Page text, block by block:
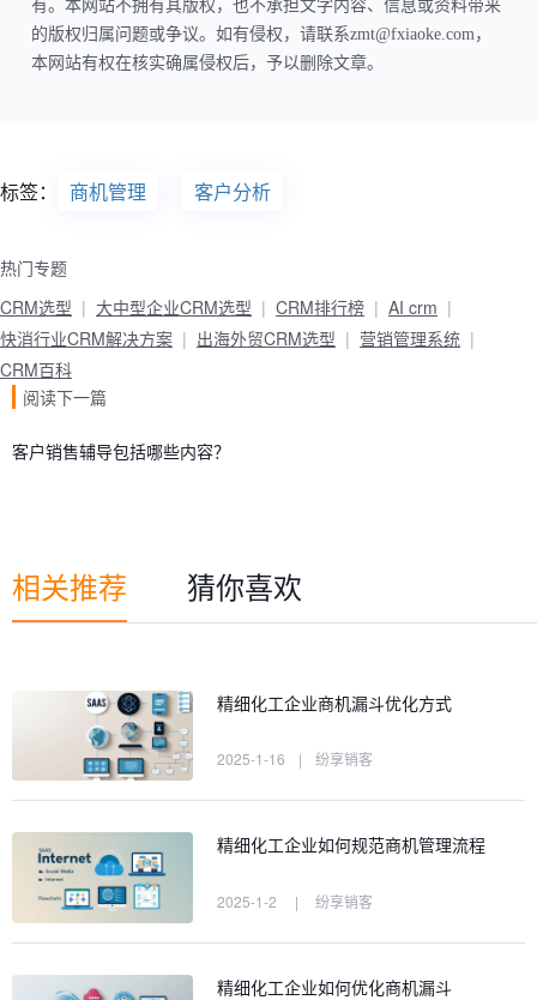
有。本网站不拥有其版权，也不承担文字内容、信息或资料带来
的版权归属问题或争议。如有侵权，请联系zmt@fxiaoke.com，
本网站有权在核实确属侵权后，予以删除文章。
标签： 商机管理 客户分析
热门专题
CRM选型
大中型企业CRM选型 CRM排行榜
AI crm
快消行业CRM解决方案
出海外贸CRM选型
营销管理系统
CRM百科
阅读下一篇
客户销售辅导包括哪些内容？
相关推荐 猜你喜欢
精细化工企业商机漏斗优化方式
2025-1-16 | 纷享销客
精细化工企业如何规范商机管理流程
2025-1-2 | 纷享销客
精细化工企业如何优化商机漏斗